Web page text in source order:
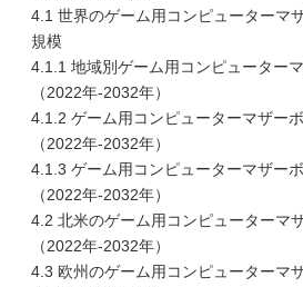
4.1 世界のゲーム用コンピューターマ
規模
4.1.1 地域別ゲーム用コンピューター
（2022年-2032年）
4.1.2 ゲーム用コンピューターマザー
（2022年-2032年）
4.1.3 ゲーム用コンピューターマザー
（2022年-2032年）
4.2 北米のゲーム用コンピューターマ
（2022年-2032年）
4.3 欧州のゲーム用コンピューターマ